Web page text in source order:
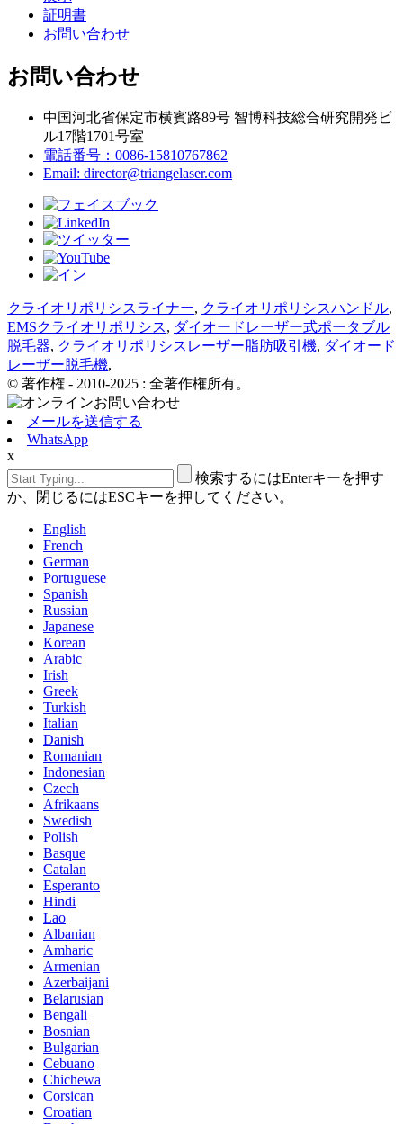
証明書
お問い合わせ
お問い合わせ
中国河北省保定市横賓路89号 智博科技総合研究開発ビ
ル17階1701号室
電話番号：0086-15810767862
Email: director@triangelaser.com
クライオリポリシスライナー, クライオリポリシスハンドル,
EMSクライオリポリシス, ダイオードレーザー式ポータブル
脱毛器, クライオリポリシスレーザー脂肪吸引機, ダイオード
レーザー脱毛機,
© 著作権 - 2010-2025 : 全著作権所有。
メールを送信する
WhatsApp
x
検索するにはEnterキーを押す
か、閉じるにはESCキーを押してください。
English
French
German
Portuguese
Spanish
Russian
Japanese
Korean
Arabic
Irish
Greek
Turkish
Italian
Danish
Romanian
Indonesian
Czech
Afrikaans
Swedish
Polish
Basque
Catalan
Esperanto
Hindi
Lao
Albanian
Amharic
Armenian
Azerbaijani
Belarusian
Bengali
Bosnian
Bulgarian
Cebuano
Chichewa
Corsican
Croatian